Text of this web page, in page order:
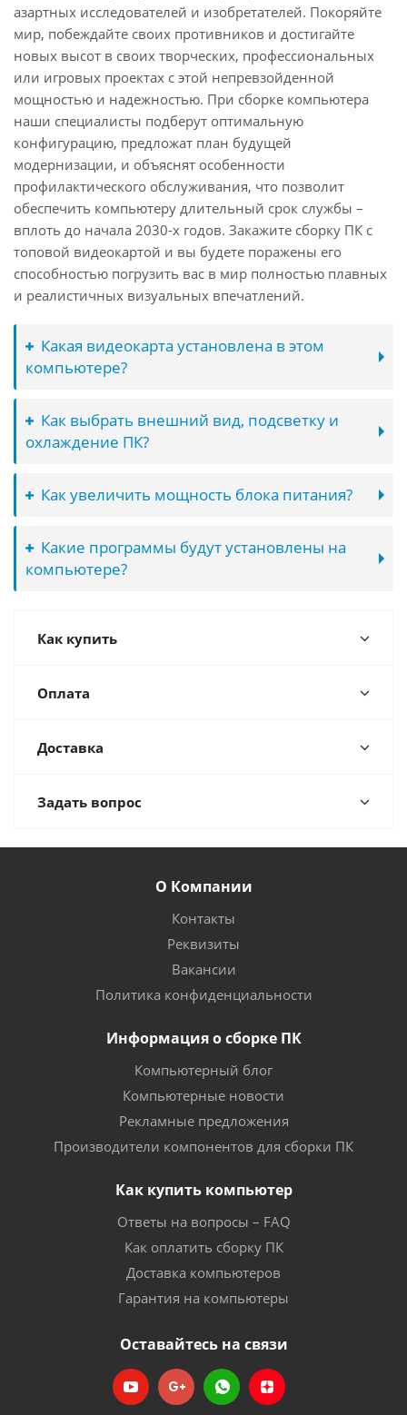
азартных исследователей и изобретателей. Покоряйте
мир, побеждайте своих противников и достигайте
новых высот в своих творческих, профессиональных
или игровых проектах с этой непревзойденной
мощностью и надежностью. При сборке компьютера
наши специалисты подберут оптимальную
конфигурацию, предложат план будущей
модернизации, и объяснят особенности
профилактического обслуживания, что позволит
обеспечить компьютеру длительный срок службы –
вплоть до начала 2030-х годов. Закажите сборку ПК с
топовой видеокартой и вы будете поражены его
способностью погрузить вас в мир полностью плавных
и реалистичных визуальных впечатлений.
Какая видеокарта установлена в этом
компьютере?
Как выбрать внешний вид, подсветку и
охлаждение ПК?
Как увеличить мощность блока питания?
Какие программы будут установлены на
компьютере?
Как купить
Оплата
Доставка
Задать вопрос
О Компании
Контакты
Реквизиты
Вакансии
Политика конфиденциальности
Информация о сборке ПК
Компьютерный блог
Компьютерные новости
Рекламные предложения
Производители компонентов для сборки ПК
Как купить компьютер
Ответы на вопросы – FAQ
Как оплатить сборку ПК
Доставка компьютеров
Гарантия на компьютеры
Оставайтесь на связи